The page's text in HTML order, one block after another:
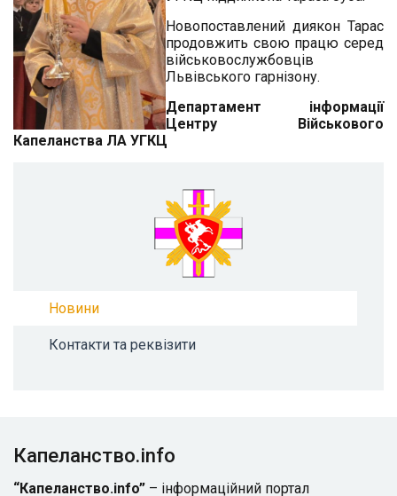
Новопоставлений диякон Тарас
продовжить свою працю серед
військовослужбовців
Львівського гарнізону.
Департамент інформації
Центру Військового
Капеланства ЛА УГКЦ
Новини
Контакти та реквізити
Капеланство.info
“Капеланство.info” – інформаційний портал